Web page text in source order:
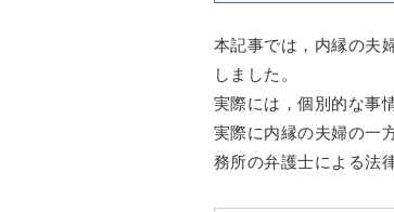
本記事では，内縁の夫
しました。
実際には，個別的な事
実際に内縁の夫婦の一
務所の弁護士による法